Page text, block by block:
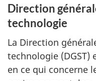
Direction
technologie
La Direction
technologie (DGST)
en ce qui concerne